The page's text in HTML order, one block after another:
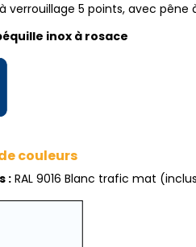
à verrouillage 5 points, avec pêne
inox à rosace
couleurs
: RAL 9016 Blanc trafic mat